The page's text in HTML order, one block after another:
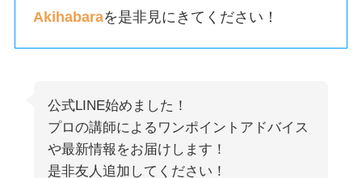
Akihabaraを是非見にきてください！
公式LINE始めました！
プロの講師によるワンポイントアドバイス
や最新情報をお届けします！
是非友人追加してください！